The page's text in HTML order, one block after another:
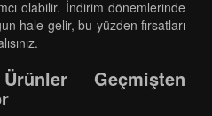
olabilir. İndirim dönemlerinde
hale gelir, bu yüzden fırsatları
Geçmişten